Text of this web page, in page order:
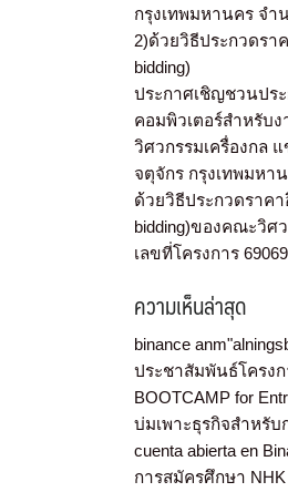
กรุงเทพมหานคร จำ
2)ด้วยวิธีประกวดรา
bidding)
ประกาศเชิญชวนปร
คอมพิวเตอร์สำหรับง
วิศวกรรมเครื่องกล
จตุจักร กรุงเทพมหา
ด้วยวิธีประกวดราคา
bidding)ของคณะวิศ
เลขที่โครงการ
ความเห็นล่าสุด
binance
ประชาสัมพันธ์โครงก
BOOTCAMP for
บ่มเพาะธุรกิจสำหรับ
cuenta abierta en
การสมัครศึกษา NHK